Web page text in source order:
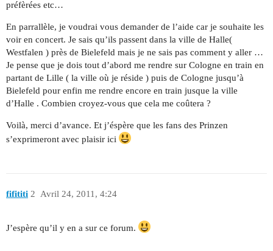
préfèrées etc…
En parrallèle, je voudrai vous demander de l’aide car je souhaite les
voir en concert. Je sais qu’ils passent dans la ville de Halle(
Westfalen ) près de Bielefeld mais je ne sais pas comment y aller …
Je pense que je dois tout d’abord me rendre sur Cologne en train en
partant de Lille ( la ville où je réside ) puis de Cologne jusqu’à
Bielefeld pour enfin me rendre encore en train jusque la ville
d’Halle . Combien croyez-vous que cela me coûtera ?
Voilà, merci d’avance. Et j’éspère que les fans des Prinzen
s’exprimeront avec plaisir ici
fifititi Avril 24, 2011, 4:24
2
J’espère qu’il y en a sur ce forum.